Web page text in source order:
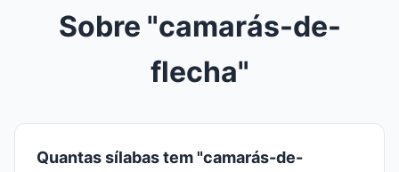
Sobre "camarás-de-
flecha"
Quantas sílabas tem "camarás-de-